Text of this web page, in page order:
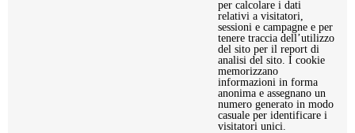
per calcolare i dati
relativi a visitatori,
sessioni e campagne e per
tenere traccia dell’utilizzo
del sito per il report di
analisi del sito. I cookie
memorizzano
informazioni in forma
anonima e assegnano un
numero generato in modo
casuale per identificare i
visitatori unici.